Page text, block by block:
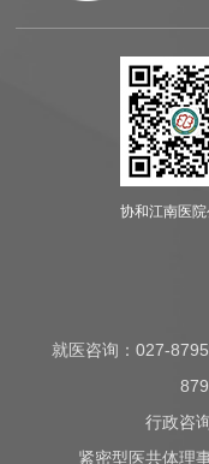
协和江南医
就医咨询： 027-
行政咨
紧密型医共体理